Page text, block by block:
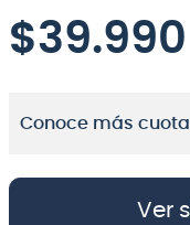
$39.990
Conoce más
Ver
10. violin